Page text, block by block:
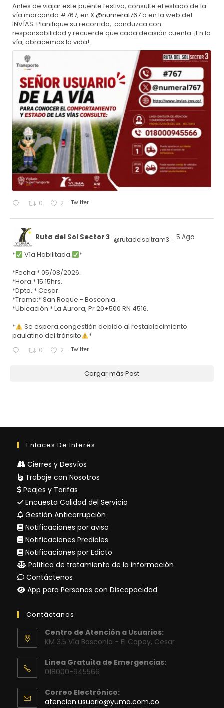
Antes de viajar este puente festivo, consulte el estado de la
vía marcando #767, en X@numeral767o en la web del
INVÍAS. Planifique su recorrido, conduzca con
responsabilidad y recuerde que cada decisión cuenta. ¡En la
vía, abracemos la vida!
0 2 Twitter
Ruta del Sol Sector 3 @rutadelsoltram3 · 5 Ago
* Vía Habilitada
*
*Fecha:* 05/08/2026.
*Hora:* 15:15hrs.
*Dpto.:* Cesar.
*Tramo:* San Roque - Bosconia.
*Ubicación:* La Aurora, Pr 20+500 RN 4516.
*
Se espera congestión debido al restablecimiento
paulatino del tránsito
*
0 2 Twitter
Cargar más Post
Enlaces De Interés
Cierres y Desvíos
Trabaje con Nosotros
Peajes y Tarifas
Encuesta Calidad del Servicio
Gestión Anticorrupción
Notificaciones por aviso
Notificaciones Prediales
Notificaciones por Edicto
Política de tratamiento de la información
Contáctenos
App para Personas con Discapacidad
Contáctanos
Centro de Atención a Usuarios:
KM 3.5 Vía Bosconia - El Copey, Cesar
Línea Gratuita de Emergencias:
018000-945566
Correo Electrónico:
atencion.usuario@yuma.com.co